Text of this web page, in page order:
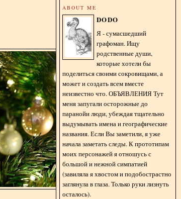
ABOUT ME
DODO
Я - сумасшедший
графоман. Ищу
родственные души,
которые хотели бы
поделиться своими сокровищами, а
может и создать всем вместе
неизвестно что. ОБЪЯВЛЕНИЯ Тут
меня запугали осторожные до
паранойи люди, убеждая тщательно
выдумывать имена и географические
названия. Если Вы заметили, я уже
начала заметать следы. К прототипам
моих персонажей я отношусь с
большой и нежной симпатией
(завиляла я хвостом и подобострастно
заглянула в глаза. Только руки лизнуть
осталось).